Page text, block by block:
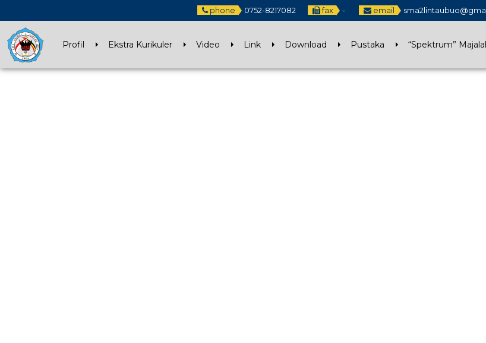
phone 0752-8217082 fax - email
Profil Ekstra Kurikuler Video Link Download Pustaka “Spektrum”